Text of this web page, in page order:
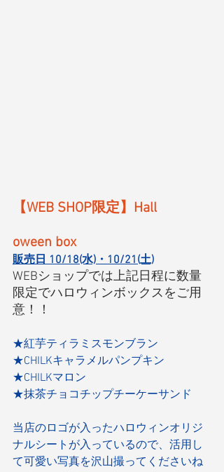
【WEB SHOP限定】Hall
oween box
販売日 10/18(水)・10/21(土)
WEBショップでは上記日程に数量
限定でハロウィンボックスをご用
意！！
★紅芋ティラミスモンブラン
★CHILKキャラメルパンプキン
★CHILKマロン
★抹茶チョコチップチーケーサンド
当店のロゴが入ったハロウィンオリジ
ナルシートが入っているので、活用し
て可愛い写真を沢山撮ってくださいね